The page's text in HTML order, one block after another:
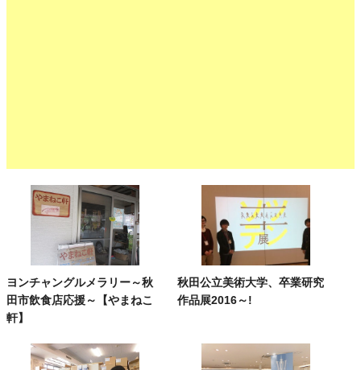
ヨンチャングルメラリー～秋
田市飲食店応援～【やまねこ
軒】
秋田公立美術大学、卒業研究
作品展2016～!